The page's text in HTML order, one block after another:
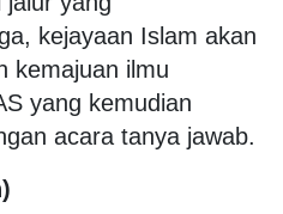
kejayaan Islam akan
kemajuan ilmu
yang kemudian
acara tanya jawab.